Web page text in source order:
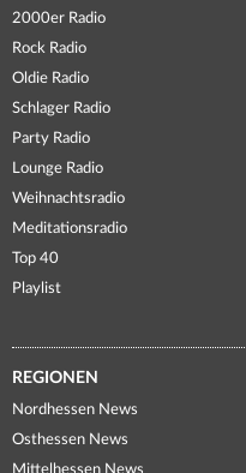
2000er Radio
Rock Radio
Oldie Radio
Schlager Radio
Party Radio
Lounge Radio
Weihnachtsradio
Meditationsradio
Top 40
Playlist
REGIONEN
Nordhessen News
Osthessen News
Mittelhessen News